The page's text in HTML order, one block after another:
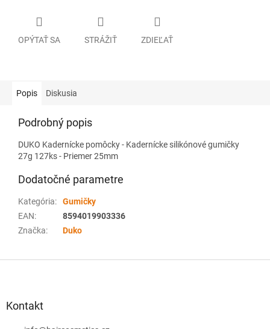
OPÝTAŤ SA STRÁŽIŤ ZDIEĽAŤ
Popis Diskusia
Podrobný popis
DUKO Kadernícke pomôcky - Kadernícke silikónové gumičky
27g 127ks - Priemer 25mm
Dodatočné parametre
Kategória:
Gumičky
EAN:
8594019903336
Značka: Duko
Kontakt